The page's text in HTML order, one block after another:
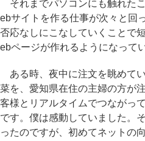
それまでパソコンにも触れた
ebサイトを作る仕事が次々と回
否応なしにこなしていくことで
ebページが作れるようになって
ある時、夜中に注文を眺めて
菜を、愛知県在住の主婦の方が
客様とリアルタイムでつなが
です。僕は感動していました。
ったのですが、初めてネットの